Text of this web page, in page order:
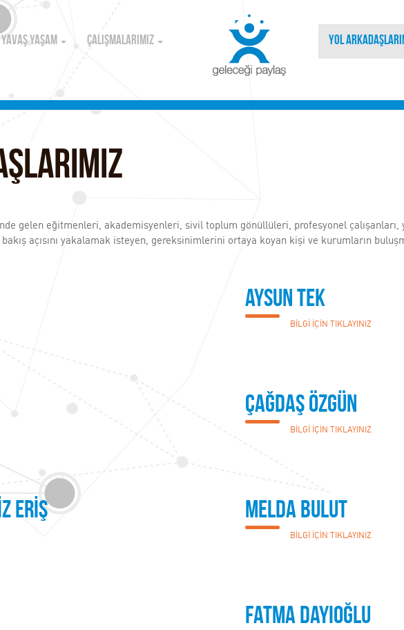
YAVAŞ YAŞAM ÇALIŞMALARIMIZ YOL
gelen eğitmenleri, akademisyenleri, sivil toplum gönüllüleri, profesyonel
açısını yakalamak isteyen, gereksinimlerini ortaya koyan kişi ve kurumların
Aysun TEK
BİLGİ İÇİN TIKLAYINIZ
Çağdaş Özgün
BİLGİ İÇİN TIKLAYINIZ
ERİŞ Melda Bulut
BİLGİ İÇİN TIKLAYINIZ
Fatma Dayıoğlu